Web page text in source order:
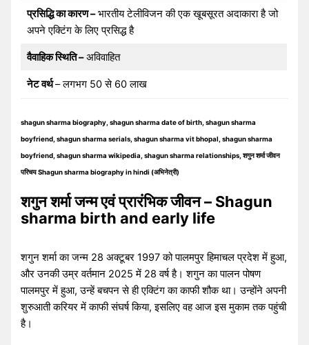
प्रसिद्धि का कारण –भारतीय टेलीविजन की एक खूबसूरत अदाकारा है जो
अपने एक्टिंग के लिए प्रसिद्ध है
वैवाहिक स्थिति –अविवाहित
नेट वर्थ– लगभग 50 से 60 लाख
shagun sharma biography, shagun sharma date of birth, shagun sharma
boyfriend, shagun sharma serials, shagun sharma vit bhopal, shagun sharma
boyfriend, shagun sharma wikipedia, shagun sharma relationships, शगुन शर्मा जीवन
परिचय Shagun sharma biography in hindi (अभिनेत्री)
शगुन शर्मा जन्म एवं प्रारंभिक जीवन – Shagun
sharma birth and early life
शगुन शर्मा का जन्म 28 अक्टूबर 1997 को पालमपुर हिमाचल प्रदेश में हुआ,
और उनकी उम्र वर्तमान 2025 में 28 वर्ष है। शगुन का पालन पोषण
पालमपुर में हुआ, उन्हें बचपन से ही एक्टिंग का काफी शौक था। उन्होंने अपनी
शुरुआती करियर में काफी संघर्ष किया, इसलिए वह आज इस मुकाम तक पहुंची
है।